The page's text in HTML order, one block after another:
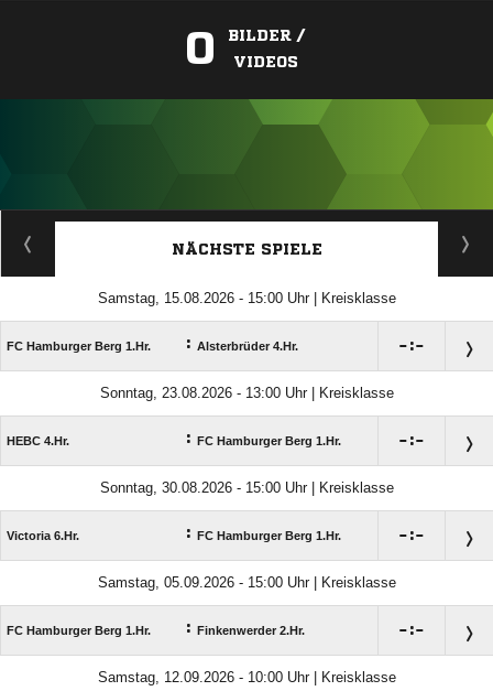
0
BILDER /
VIDEOS
ANZEIGE
NÄCHSTE SPIELE
Samstag, 15.08.2026 - 15:00 Uhr | Kreisklasse
FC Hamburger Berg 1.Hr. : Alsterbrüder 4.Hr. :
Sonntag, 23.08.2026 - 13:00 Uhr | Kreisklasse
HEBC 4.Hr. : FC Hamburger Berg 1.Hr. :
Sonntag, 30.08.2026 - 15:00 Uhr | Kreisklasse
Victoria 6.Hr. : FC Hamburger Berg 1.Hr. :
Samstag, 05.09.2026 - 15:00 Uhr | Kreisklasse
FC Hamburger Berg 1.Hr. : Finkenwerder 2.Hr. :
Samstag, 12.09.2026 - 10:00 Uhr | Kreisklasse